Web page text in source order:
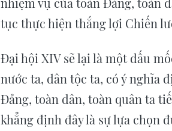
tục thực hiện thắng lợi Chiến
Đại hội XIV sẽ lại là một dấu
nước ta, dân tộc ta, có ý nghĩa
Đảng, toàn dân, toàn quân ta
khẳng định đây là sự lựa chọn